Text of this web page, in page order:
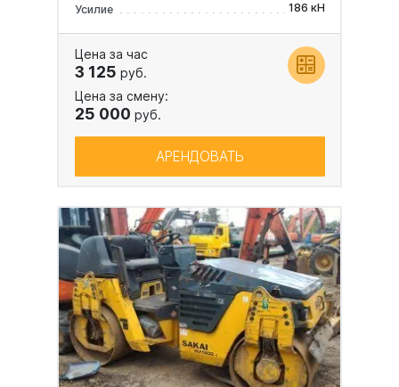
Усилие
186 кН
Цена за час
3 125 руб.
Цена за смену:
25 000 руб.
АРЕНДОВАТЬ